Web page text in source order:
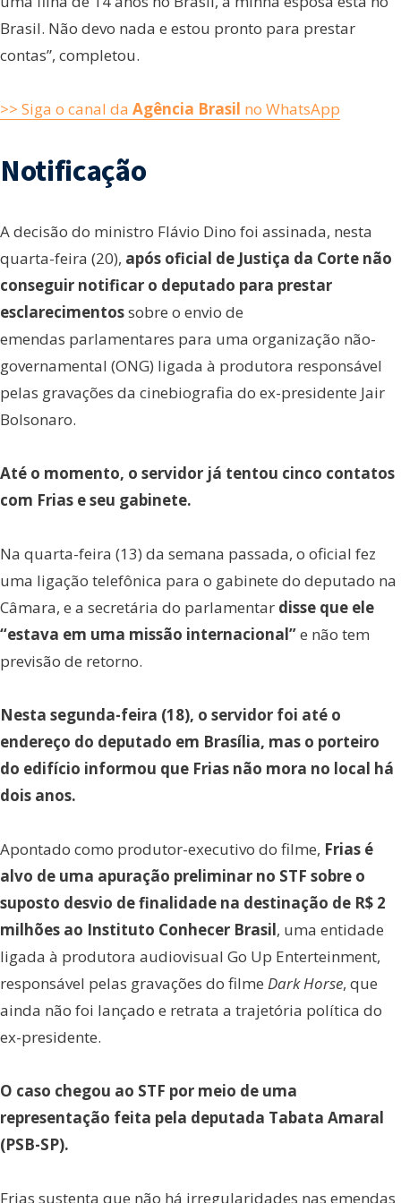
Brasil. Não devo nada e estou pronto para prestar
contas”, completou.
>> Siga o canal da Agência Brasil no WhatsApp
Notificação
A decisão do ministro Flávio Dino foi assinada, nesta
quarta-feira (20), após oficial de Justiça da Corte não
conseguir notificar o deputado para prestar
esclarecimentossobre o envio de
emendas parlamentares para uma organização não-
governamental (ONG) ligada à produtora responsável
pelas gravações da cinebiografia do ex-presidente Jair
Bolsonaro.
Até o momento, o servidor já tentou cinco contatos
com Frias e seu gabinete.
Na quarta-feira (13) da semana passada, o oficial fez
uma ligação telefônica para o gabinete do deputado na
Câmara, e a secretária do parlamentar disse que ele
“estava em uma missão internacional”e não tem
previsão de retorno.
Nesta segunda-feira (18), o servidor foi até o
endereço do deputado em Brasília, mas o porteiro
do edifício informou que Frias não mora no local há
dois anos.
Apontado como produtor-executivo do filme, Frias é
alvo de uma apuração preliminar no STF sobre o
suposto desvio de finalidade na destinação de R$ 2
milhões ao Instituto Conhecer Brasil, uma entidade
ligada à produtora audiovisual Go Up Enterteinment,
responsável pelas gravações do filme Dark Horse, que
ainda não foi lançado e retrata a trajetória política do
ex-presidente.
O caso chegou ao STF por meio de uma
representação feita pela deputada Tabata Amaral
(PSB-SP).
Frias sustenta que não há irregularidades nas emendas